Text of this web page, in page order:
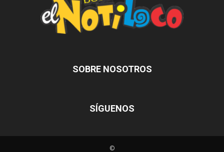
SOBRE NOSOTROS
SÍGUENOS
©